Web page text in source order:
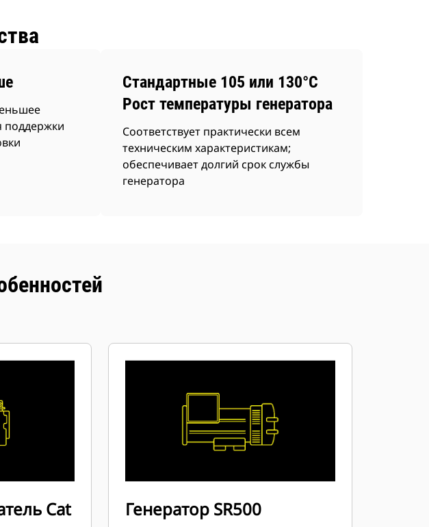
поддержки
Стандартные 105 или 130°C
Рост температуры генератора
Соответствует практически всем
техническим характеристикам;
обеспечивает долгий срок службы
генератора
Cat Генератор SR500